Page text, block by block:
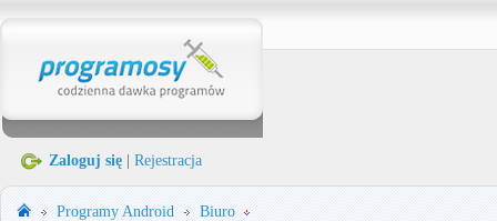
Zaloguj się Rejestracja
ProgramyAndroid Biuro